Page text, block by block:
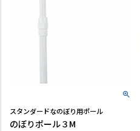
スタンダードなのぼり用ポール
のぼりポール３M